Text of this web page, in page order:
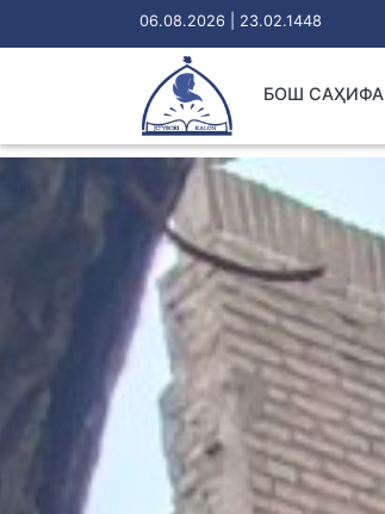
06.08.2026 | 23.02.1448
БОШ САҲИФА